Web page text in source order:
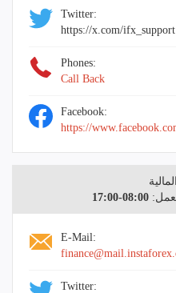
Twitter:
https://x.com/ifx_support
Phones:
Call Back
Facebook:
https://
08:00-17:00
E-Mail:
Twitter: